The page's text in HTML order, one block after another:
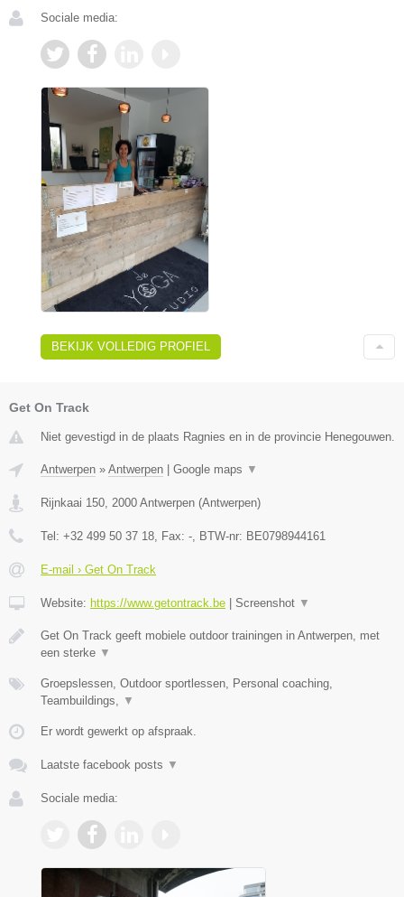
Sociale media:
BEKIJK VOLLEDIG PROFIEL
Get On Track
Niet gevestigd in de plaats Ragnies en in de provincie Henegouwen.
Antwerpen » Antwerpen | Google maps ▼
Rijnkaai 150 2000 Antwerpen (Antwerpen)
Tel: +32 499 50 37 18 , Fax: - , BTW-nr: BE0798944161
E-mail › Get On Track
Website: https://www.getontrack.be | Screenshot ▼
Get On Track geeft mobiele outdoor trainingen in Antwerpen, met
een sterke ▼
Groepslessen, Outdoor sportlessen, Personal coaching,
Teambuildings,
▼
Er wordt gewerkt op afspraak.
Laatste facebook posts ▼
Sociale media: